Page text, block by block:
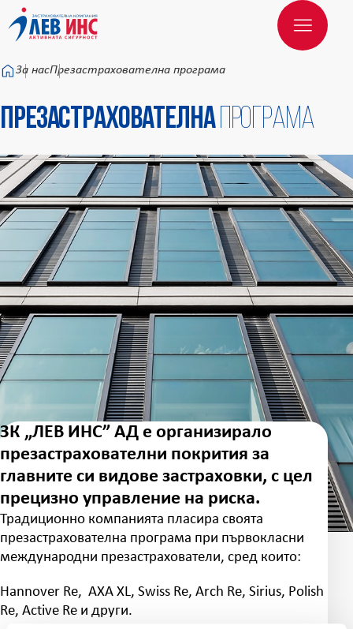
Към основното съдържание
За насПрезастрахователна програма
Презастрахователнапрограма
ЗК „ЛЕВ ИНС” АД е организирало
презастрахователни покрития за
главните си видове застраховки, с цел
прецизно управление на риска.
Традиционно компанията пласира своята
презастрахователна програма при първокласни
международни презастрахователи, сред които:
Hannover Re, AXA XL, Swiss Re, Arch Re, Sirius, Polish
Re, Active Re и други.